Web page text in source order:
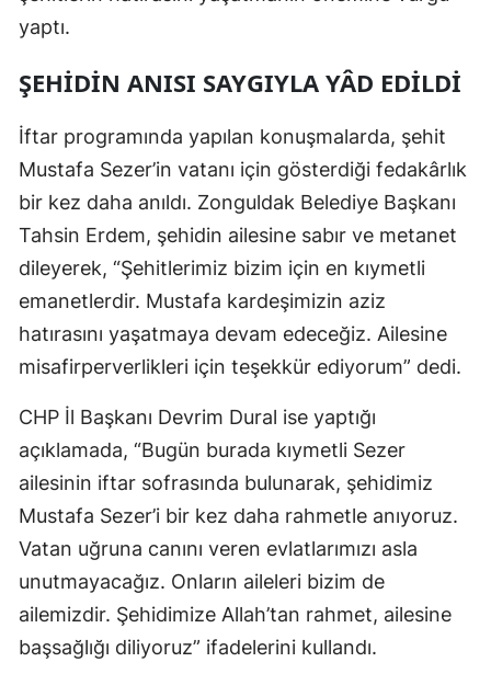
yaptı.
ŞEHİDİN ANISI SAYGIYLA YÂD EDİLDİ
İftar programında yapılan konuşmalarda, şehit
Mustafa Sezer’in vatanı için gösterdiği fedakârlık
bir kez daha anıldı. Zonguldak Belediye Başkanı
Tahsin Erdem, şehidin ailesine sabır ve metanet
dileyerek, “Şehitlerimiz bizim için en kıymetli
emanetlerdir. Mustafa kardeşimizin aziz
hatırasını yaşatmaya devam edeceğiz. Ailesine
misafirperverlikleri için teşekkür ediyorum” dedi.
CHP İl Başkanı Devrim Dural ise yaptığı
açıklamada, “Bugün burada kıymetli Sezer
ailesinin iftar sofrasında bulunarak, şehidimiz
Mustafa Sezer’i bir kez daha rahmetle anıyoruz.
Vatan uğruna canını veren evlatlarımızı asla
unutmayacağız. Onların aileleri bizim de
ailemizdir. Şehidimize Allah’tan rahmet, ailesine
başsağlığı diliyoruz” ifadelerini kullandı.